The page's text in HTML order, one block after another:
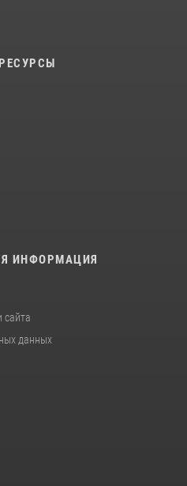
ИНФОРМАЦИЯ
сайта
данных